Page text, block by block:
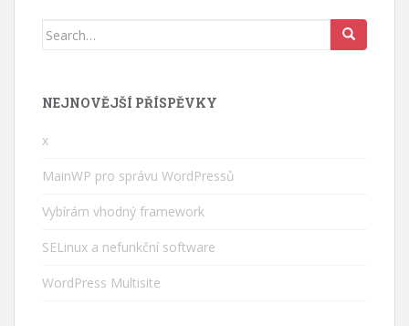
Search
NEJNOVĚJŠÍ PŘÍSPĚVKY
x
MainWP pro správu WordPressů
Vybírám vhodný framework
SELinux a nefunkční software
WordPress Multisite